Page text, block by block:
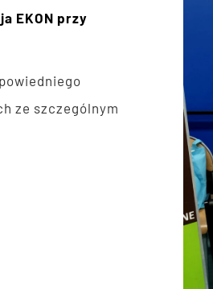
EKON przy
ze szczególnym